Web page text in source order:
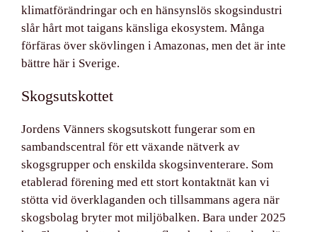
klimatförändringar och en hänsynslös skogsindustri
slår hårt mot taigans känsliga ekosystem. Många
förfäras över skövlingen i Amazonas, men det är inte
bättre här i Sverige.
Skogsutskottet
Jordens Vänners skogsutskott fungerar som en
sambandscentral för ett växande nätverk av
skogsgrupper och enskilda skogsinventerare. Som
etablerad förening med ett stort kontaktnät kan vi
stötta vid överklaganden och tillsammans agera när
skogsbolag bryter mot miljöbalken. Bara under 2025